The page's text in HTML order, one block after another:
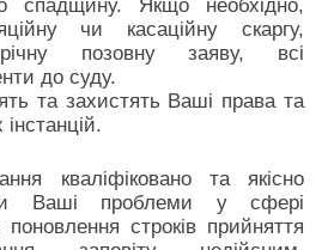
спадщину. Якщо необхідно,
чи касаційну скаргу,
позовну заяву, всі
до суду.
та захистять Ваші права та
кваліфіковано та якісно
Ваші проблеми у сфері
строків прийняття